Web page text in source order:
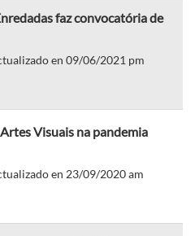
faz convocatória de
en 09/06/2021 pm
Visuais na pandemia
en 23/09/2020 am